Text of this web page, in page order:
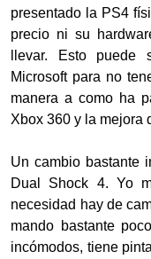
presentado la PS4
precio ni su
llevar. Esto puede
Microsoft para no
manera a como ha
Xbox 360 y la mejora
Un cambio bastante
Dual Shock 4. Yo
necesidad hay de
mando bastante
incómodos, tiene